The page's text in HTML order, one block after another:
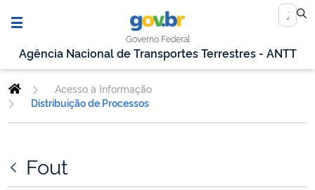
Governo Federal
Agência Nacional de Transportes Terrestres - ANTT
Acesso à Informação
Distribuição de Processos
Fout